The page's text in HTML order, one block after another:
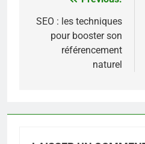
de
l’article
SEO : les techniques
pour booster son
référencement
naturel